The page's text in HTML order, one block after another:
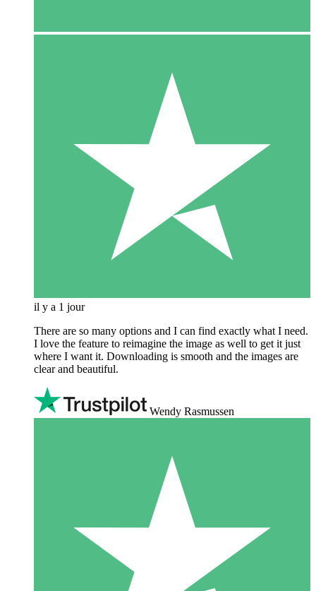
il y a 1 jour
There are so many options and I can find exactly what I need.
I love the feature to reimagine the image as well to get it just
where I want it. Downloading is smooth and the images are
clear and beautiful.
Wendy Rasmussen